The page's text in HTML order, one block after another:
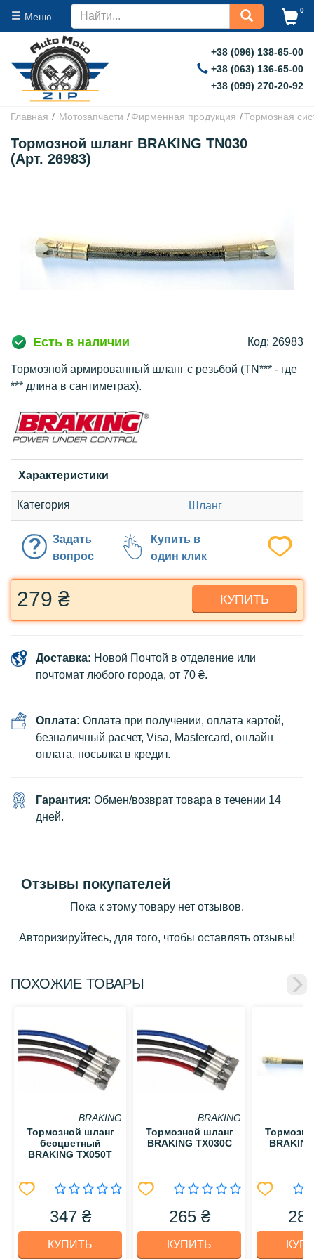
Меню
0
+38 (096) 138-65-00
+38 (063) 136-65-00
+38 (099) 270-20-92
Главная Мотозапчасти Фирменная продукция Тормозная
Тормозной шланг BRAKING TN030
(Арт. 26983)
Есть в наличии Код: 26983
Тормозной армированный шланг с резьбой (TN*** - где
*** длина в сантиметрах).
Характеристики
Категория Шланг
Задать
вопрос
Купить в
один клик
279 ₴ КУПИТЬ
Доставка: Новой Почтой в отделение или
почтомат любого города, от 70 ₴.
Оплата: Оплата при получении, оплата картой,
безналичный расчет, Visa, Mastercard, онлайн
оплата, посылка в кредит.
Гарантия: Обмен/возврат товара в течении 14
дней.
Отзывы покупателей
Пока к этому товару нет отзывов.
Авторизируйтесь, для того, чтобы оставлять отзывы!
ПОХОЖИЕ ТОВАРЫ
BRAKING
Тормозной шланг
бесцветный
BRAKING TX050T
347 ₴
КУПИТЬ
BRAKING
Тормозной шланг
BRAKING TX030C
265 ₴
КУПИТЬ